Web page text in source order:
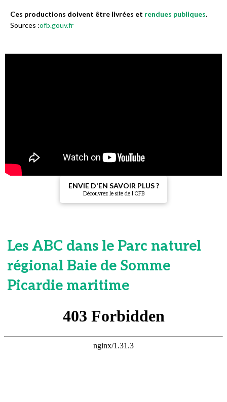
Ces productions doivent être livrées et rendues publiques.
Sources :ofb.gouv.fr
ENVIE D'EN SAVOIR PLUS ?
Découvrez le site de l'OFB
Les ABC dans le Parc naturel
régional Baie de Somme
Picardie maritime